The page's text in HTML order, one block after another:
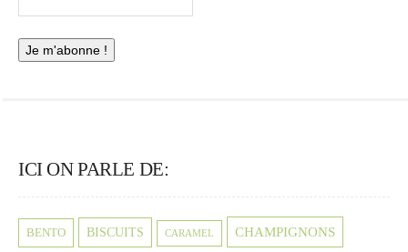
ICI ON PARLE DE:
BENTO BISCUITS CARAMEL CHAMPIGNONS